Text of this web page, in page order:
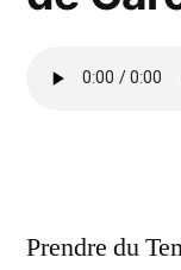
Prendre du